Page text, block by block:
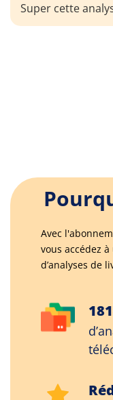
Super cette
Avec
vous accédez
d’analyses de